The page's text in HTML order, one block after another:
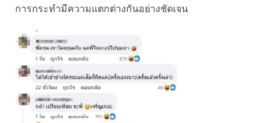
การกระทำมีความแตกต่างกันอย่างชัดเจน